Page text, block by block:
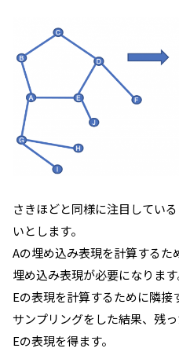
さきほどと同様に注目してい
いとします。
Aの埋め込み表現を計算するた
埋め込み表現が必要になります
Eの表現を計算するために隣接
サンプリングをした結果、残
Eの表現を得ます。